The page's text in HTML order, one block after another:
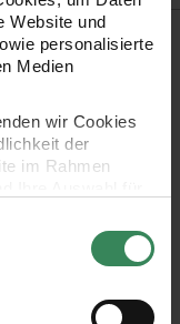
Website und
personalisierte
Medien
wir Cookies
der
im Rahmen
über den
der Seite
der
den Sommer!
Farbverläufen
das tolle Farbspiel
formstabil für ein